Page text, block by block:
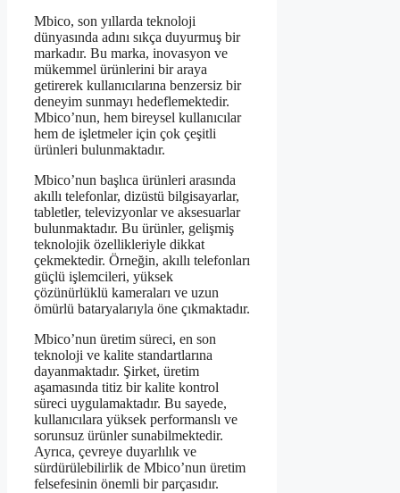
Mbico, son yıllarda teknoloji
dünyasında adını sıkça duyurmuş bir
markadır. Bu marka, inovasyon ve
mükemmel ürünlerini bir araya
getirerek kullanıcılarına benzersiz bir
deneyim sunmayı hedeflemektedir.
Mbico’nun, hem bireysel kullanıcılar
hem de işletmeler için çok çeşitli
ürünleri bulunmaktadır.
Mbico’nun başlıca ürünleri arasında
akıllı telefonlar, dizüstü bilgisayarlar,
tabletler, televizyonlar ve aksesuarlar
bulunmaktadır. Bu ürünler, gelişmiş
teknolojik özellikleriyle dikkat
çekmektedir. Örneğin, akıllı telefonları
güçlü işlemcileri, yüksek
çözünürlüklü kameraları ve uzun
ömürlü bataryalarıyla öne çıkmaktadır.
Mbico’nun üretim süreci, en son
teknoloji ve kalite standartlarına
dayanmaktadır. Şirket, üretim
aşamasında titiz bir kalite kontrol
süreci uygulamaktadır. Bu sayede,
kullanıcılara yüksek performanslı ve
sorunsuz ürünler sunabilmektedir.
Ayrıca, çevreye duyarlılık ve
sürdürülebilirlik de Mbico’nun üretim
felsefesinin önemli bir parçasıdır.